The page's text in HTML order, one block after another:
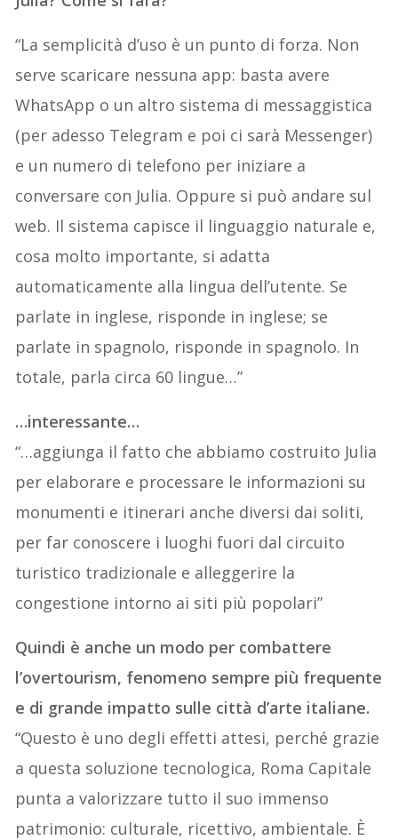
“La semplicità d’uso è un punto di forza. Non
serve scaricare nessuna app: basta avere
WhatsApp o un altro sistema di messaggistica
(per adesso Telegram e poi ci sarà Messenger)
e un numero di telefono per iniziare a
conversare con Julia. Oppure si può andare sul
web. Il sistema capisce il linguaggio naturale e,
cosa molto importante, si adatta
automaticamente alla lingua dell’utente. Se
parlate in inglese, risponde in inglese; se
parlate in spagnolo, risponde in spagnolo. In
totale, parla circa 60 lingue…”
…interessante…
“…aggiunga il fatto che abbiamo costruito Julia
per elaborare e processare le informazioni su
monumenti e itinerari anche diversi dai soliti,
per far conoscere i luoghi fuori dal circuito
turistico tradizionale e alleggerire la
congestione intorno ai siti più popolari”
Quindi è anche un modo per combattere
l’overtourism, fenomeno sempre più frequente
e di grande impatto sulle città d’arte italiane.
“Questo è uno degli effetti attesi, perché grazie
a questa soluzione tecnologica, Roma Capitale
punta a valorizzare tutto il suo immenso
patrimonio: culturale, ricettivo, ambientale. È